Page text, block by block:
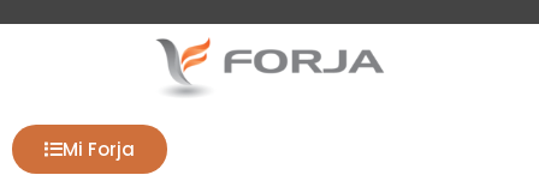
Mi Forja